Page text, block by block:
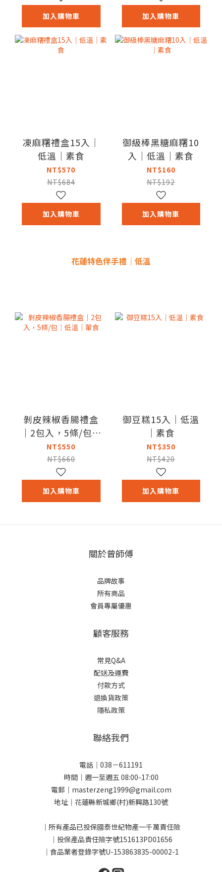
加入購物車 加入購物車
凍麻糬禮盒15入｜
低溫｜素食
NT$570
NT$684
加入購物車
御級棒黑糖麻糬10
入｜低溫｜素食
NT$160
NT$192
加入購物車
花蓮特色伴手禮｜低溫
剝皮辣椒香腸禮盒
｜2包入，5條/包｜
低溫｜葷食
NT$550
NT$660
加入購物車
御豆糕15入｜低溫
｜素食
NT$350
NT$420
加入購物車
關於曾師傅
品牌故事
所有商品
會員專屬優惠
顧客服務
常見Q&A
配送及運費
付款方式
退換貨政策
隱私政策
聯絡我們
電話｜038－611191
時間｜週一至週五 08:00-17:00
電郵｜masterzeng1999@gmail.com
地址｜花蓮縣新城鄉(村)新興路130號
｜所有產品已投保國泰世紀物產一千萬責任險
｜投保產品責任險字號151613PD01656
｜食品業者登錄字號U-153863835-00002-1